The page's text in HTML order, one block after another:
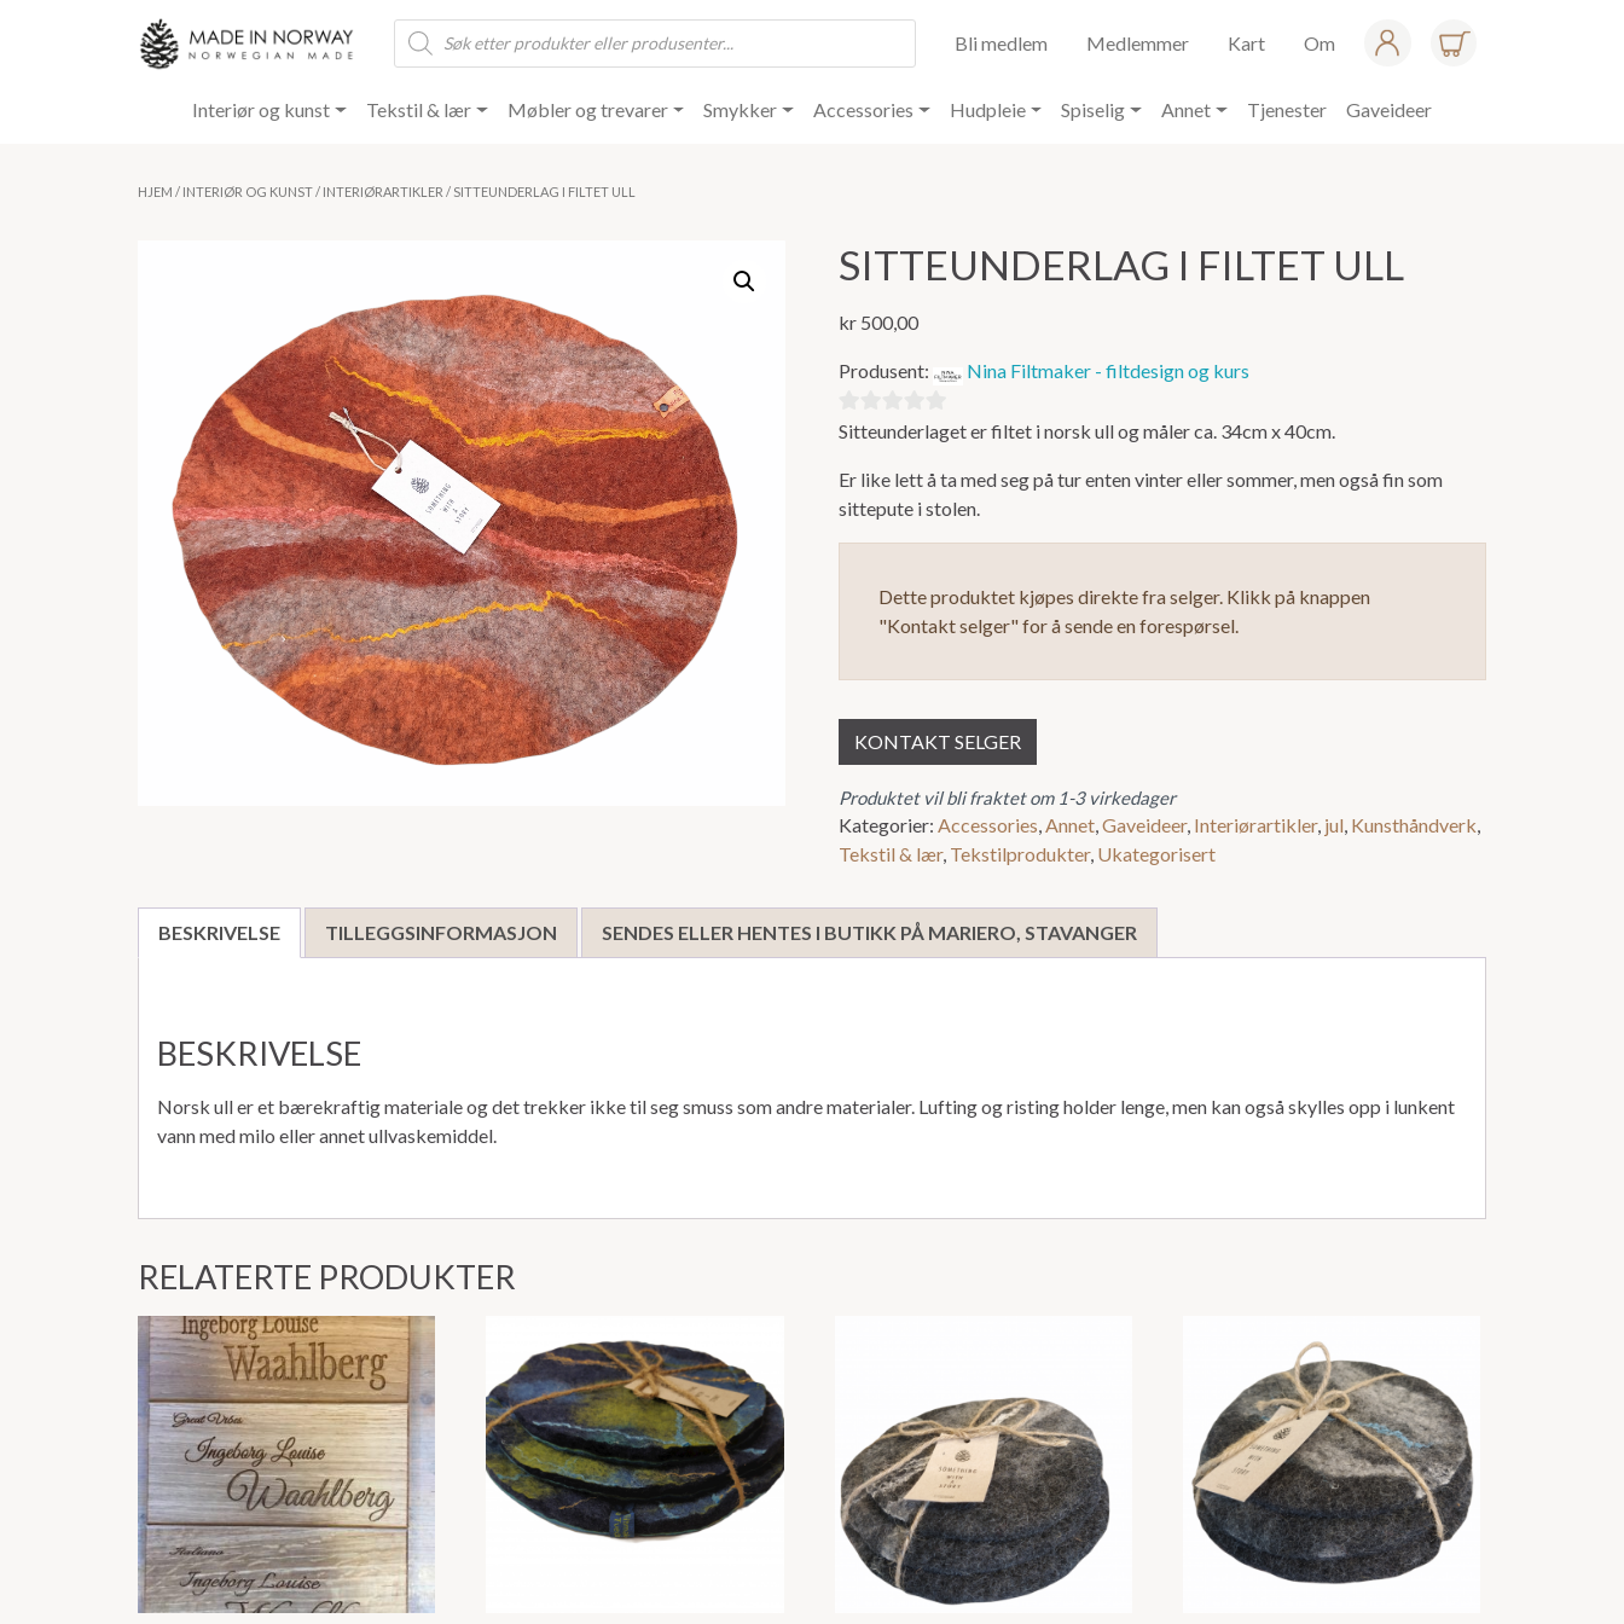
Products
search
Bli medlem Medlemmer Kart Om
Interiør og kunst Tekstil & lær Møbler og trevarer Smykker Accessories Hudpleie Spiselig Annet Tjenester Gaveideer
HJEM / INTERIØR OG KUNST/ INTERIØRARTIKLER / SITTEUNDERLAG I FILTET ULL
SITTEUNDERLAG I FILTET ULL
kr 500,00
Produsent: Nina Filtmaker - filtdesign og kurs
0
av
5
Sitteunderlaget er filtet i norsk ull og måler ca. 34cm x 40cm.
Er like lett å ta med seg på tur enten vinter eller sommer, men også fin som
sittepute i stolen.
Dette produktet kjøpes direkte fra selger. Klikk på knappen
"Kontakt selger" for å sende en forespørsel.
KONTAKT SELGER
Produktet vil bli fraktet om 1-3 virkedager
Kategorier:Accessories,Annet,Gaveideer, Interiørartikler, jul, Kunsthåndverk,
Tekstil & lær, Tekstilprodukter, Ukategorisert
BESKRIVELSE TILLEGGSINFORMASJON SENDES ELLER HENTES I BUTIKK PÅ MARIERO, STAVANGER
BESKRIVELSE
Norsk ull er et bærekraftig materiale og det trekker ikke til seg smuss som andre materialer. Lufting og risting holder lenge, men kan også skylles opp i lunkent
vann med milo eller annet ullvaskemiddel.
RELATERTE PRODUKTER